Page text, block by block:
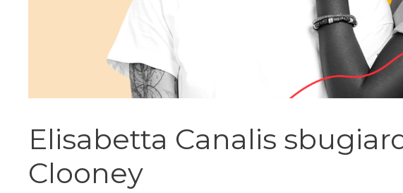
Elisabetta Canalis
Clooney